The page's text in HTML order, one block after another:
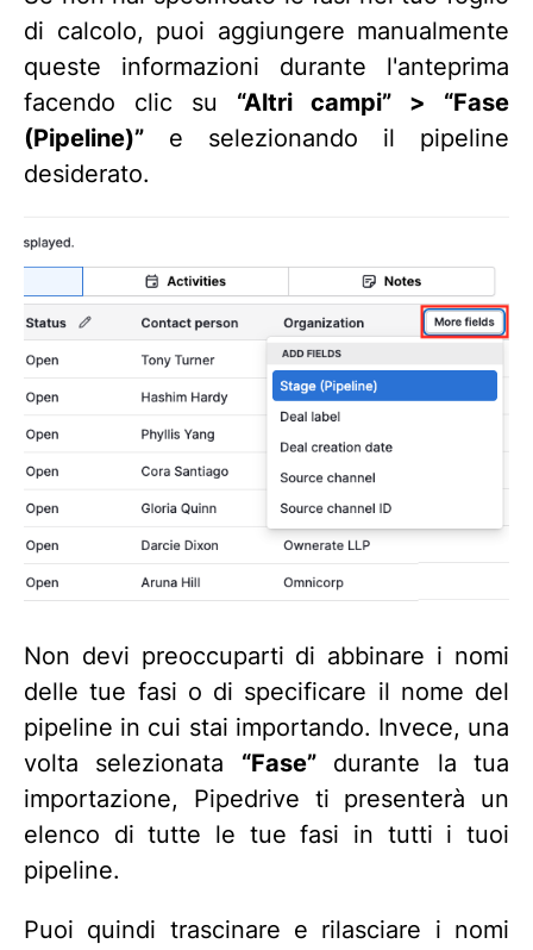
di calcolo, puoi aggiungere manualmente
queste informazioni durante l'anteprima
facendo clic su “Altri campi” > “Fase
(Pipeline)” e selezionando il pipeline
desiderato.
Non devi preoccuparti di abbinare i nomi
delle tue fasi o di specificare il nome del
pipeline in cui stai importando. Invece, una
volta selezionata “Fase”durante la tua
importazione, Pipedrive ti presenterà un
elenco di tutte le tue fasi in tutti i tuoi
pipeline.
Puoi quindi trascinare e rilasciare i nomi